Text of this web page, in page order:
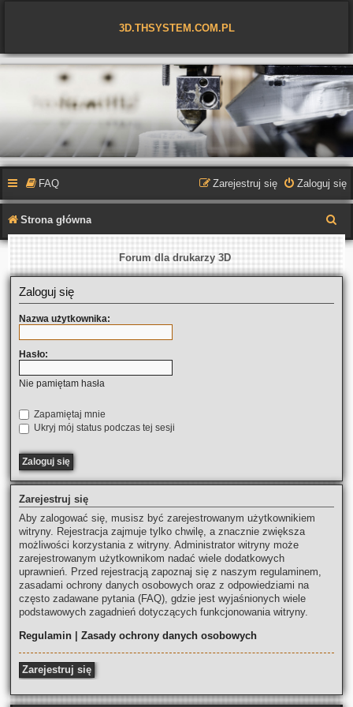
3D.THSYSTEM.COM.PL
FAQ Zaloguj się
Zarejestruj się
Strona główna
z
k
Forum dla drukarzy 3D
Zaloguj się
Nazwa użytkownika:
Hasło:
Nie pamiętam hasła
Zapamiętaj mnie
Ukryj mój status podczas tej sesji
Zarejestruj się
Aby zalogować się, musisz być zarejestrowanym użytkownikiem
witryny. Rejestracja zajmuje tylko chwilę, a znacznie zwiększa
możliwości korzystania z witryny. Administrator witryny może
zarejestrowanym użytkownikom nadać wiele dodatkowych
uprawnień. Przed rejestracją zapoznaj się z naszym regulaminem,
zasadami ochrony danych osobowych oraz z odpowiedziami na
często zadawane pytania (FAQ), gdzie jest wyjaśnionych wiele
podstawowych zagadnień dotyczących funkcjonowania witryny.
Regulamin| Zasady ochrony danych osobowych
Zarejestruj się